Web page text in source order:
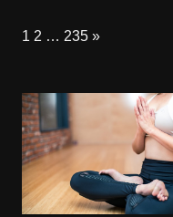
Page:
1 2 … 235 Next
»